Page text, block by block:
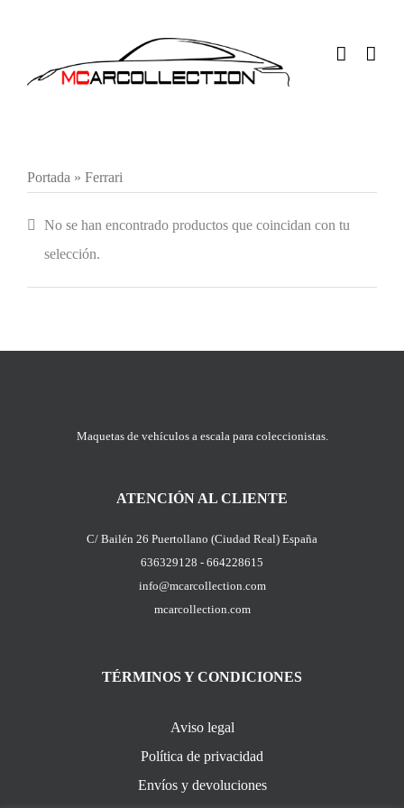
contenido
Portada » Ferrari
No se han encontrado productos que coincidan con tu
selección.
Maquetas de vehículos a escala para coleccionistas.
ATENCIÓN AL CLIENTE
C/ Bailén 26 Puertollano (Ciudad Real) España
636329128 - 664228615
info@mcarcollection.com
mcarcollection.com
TÉRMINOS Y CONDICIONES
Aviso legal
Política de privacidad
Envíos y devoluciones